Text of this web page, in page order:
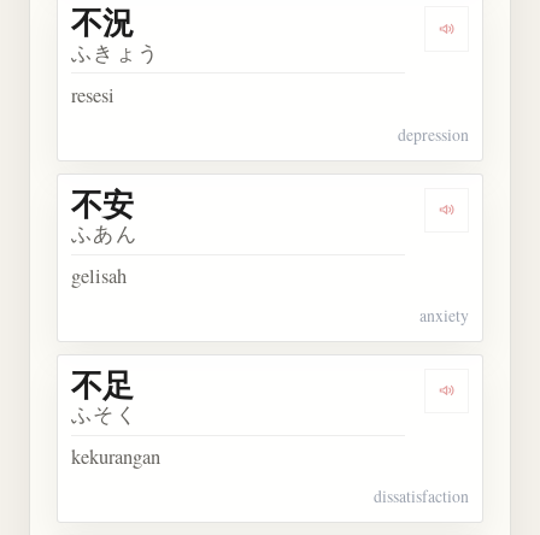
Dengarkan
不況
ふきょう
resesi
depression
Dengarkan
不安
ふあん
gelisah
anxiety
Dengarkan
不足
ふそく
kekurangan
dissatisfaction